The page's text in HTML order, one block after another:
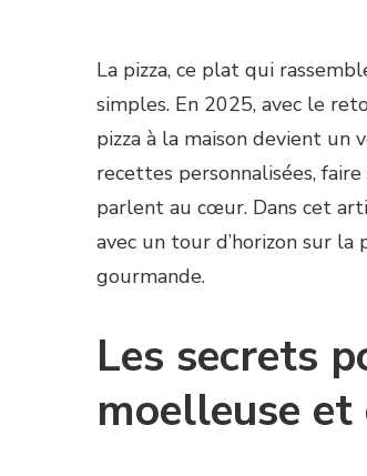
La pizza, ce plat qui
simples. En 2025, avec le
pizza à la maison devient
recettes personnalisées,
parlent au cœur. Dans cet
avec un tour d’horizon sur
gourmande.
Les secrets
moelleuse